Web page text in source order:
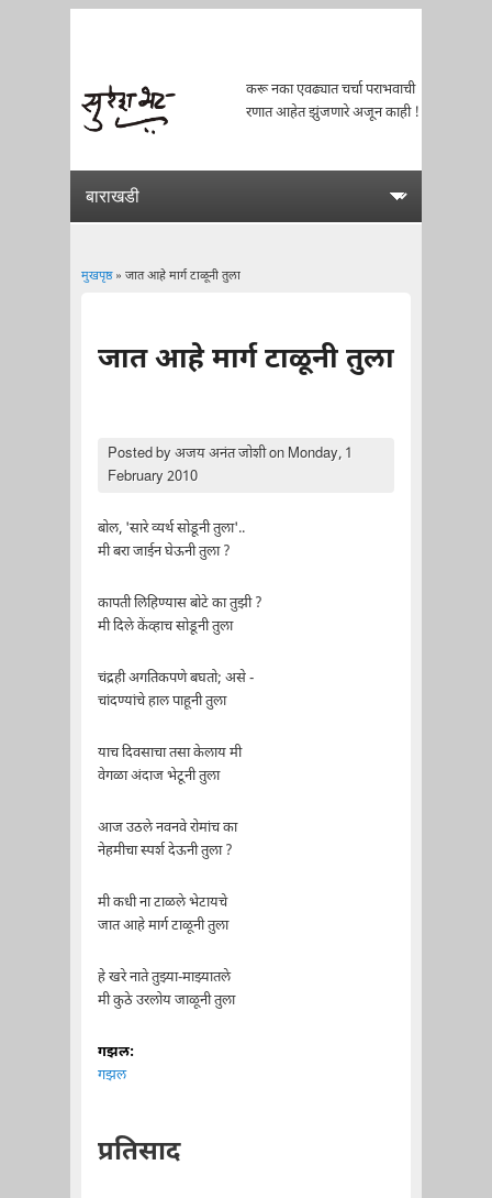
करू नका एवढ्यात चर्चा पराभवाची
रणात आहेत झुंजणारे अजून काही !
मुखपृष्ठ» जात आहे मार्ग टाळूनी तुला
जात आहे मार्ग टाळूनी तुला
Posted byअजय अनंत जोशीon Monday, 1
February 2010
बोल, 'सारे व्यर्थ सोडूनी तुला'..
मी बरा जाईन घेऊनी तुला ?
कापती लिहिण्यास बोटे का तुझी ?
मी दिले केंव्हाच सोडूनी तुला
चंद्रही अगतिकपणे बघतो; असे -
चांदण्यांचे हाल पाहूनी तुला
याच दिवसाचा तसा केलाय मी
वेगळा अंदाज भेटूनी तुला
आज उठले नवनवे रोमांच का
नेहमीचा स्पर्श देऊनी तुला ?
मी कधी ना टाळले भेटायचे
जात आहे मार्ग टाळूनी तुला
हे खरे नाते तुझ्या-माझ्यातले
मी कुठे उरलोय जाळूनी तुला
गझल:
गझल
प्रतिसाद